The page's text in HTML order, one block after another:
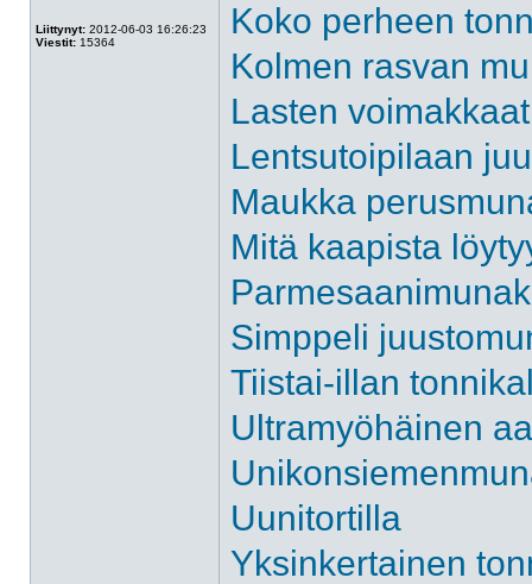
Liittynyt: 2012-06-03 16:26:23
Viestit: 15364
Koko perheen
Kolmen rasvan
Lasten
Lentsutoipilaan
Maukka
Mitä kaapista
Simppeli
Tiistai-illan
Ultramyöhäinen
Uunitortilla
Yksinkertainen